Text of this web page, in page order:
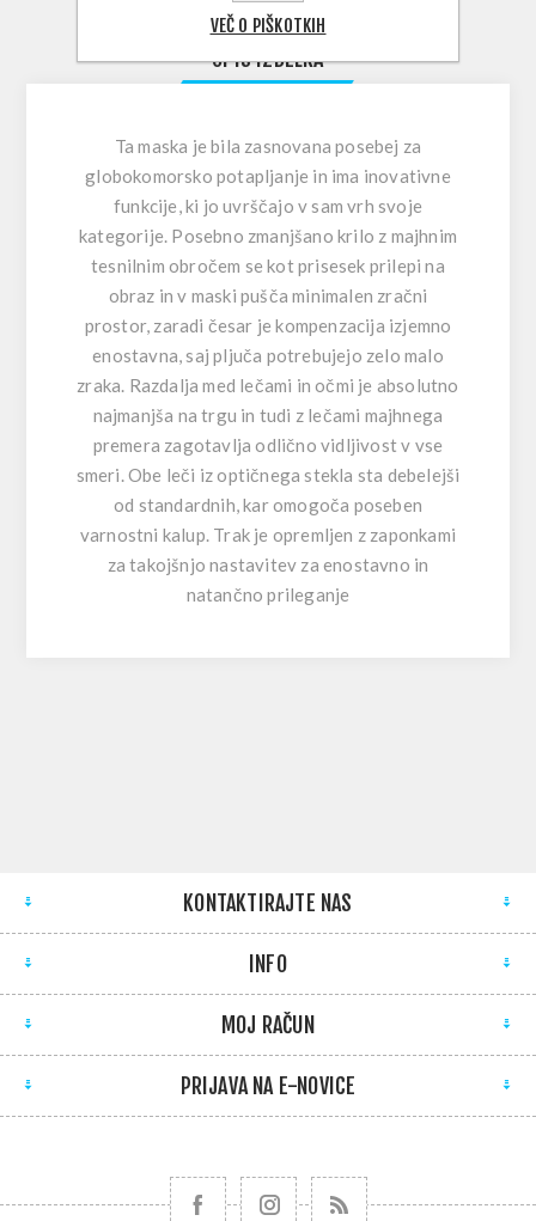
OPIS IZDELKA
Ta maska je bila zasnovana posebej za
globokomorsko potapljanje in ima inovativne
funkcije, ki jo uvrščajo v sam vrh svoje
kategorije. Posebno zmanjšano krilo z majhnim
tesnilnim obročem se kot prisesek prilepi na
obraz in v maski pušča minimalen zračni
prostor, zaradi česar je kompenzacija izjemno
enostavna, saj pljuča potrebujejo zelo malo
zraka. Razdalja med lečami in očmi je absolutno
najmanjša na trgu in tudi z lečami majhnega
premera zagotavlja odlično vidljivost v vse
smeri. Obe leči iz optičnega stekla sta debelejši
od standardnih, kar omogoča poseben
varnostni kalup. Trak je opremljen z zaponkami
za takojšnjo nastavitev za enostavno in
natančno prileganje
KONTAKTIRAJTE NAS
INFO
MOJ RAČUN
PRIJAVA NA E-NOVICE
VEČ O PIŠKOTKIH